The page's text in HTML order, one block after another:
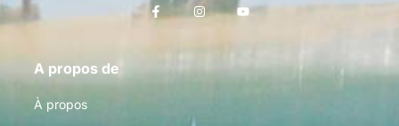
A propos de
À propos